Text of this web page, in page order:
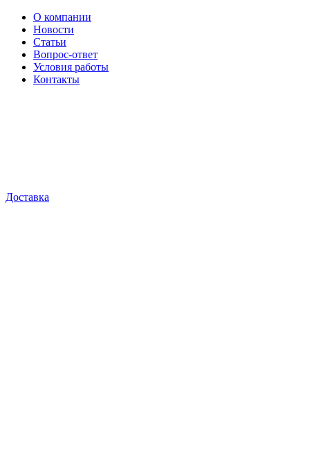
О компании
Новости
Статьи
Вопрос-ответ
Условия работы
Контакты
Доставка